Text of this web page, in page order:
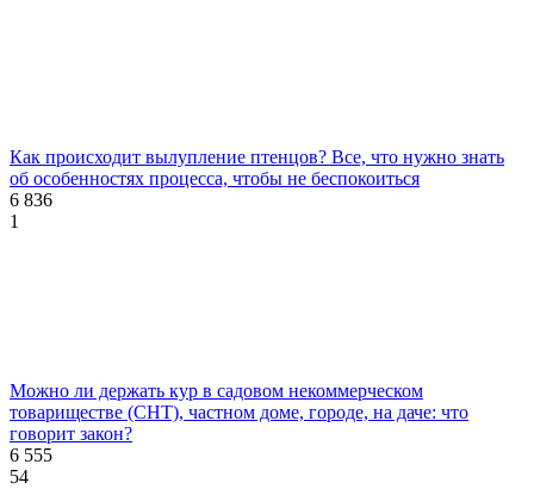
Как происходит вылупление птенцов? Все, что нужно знать
об особенностях процесса, чтобы не беспокоиться
6 836
1
Можно ли держать кур в садовом некоммерческом
товариществе (СНТ), частном доме, городе, на даче: что
говорит закон?
6 555
54